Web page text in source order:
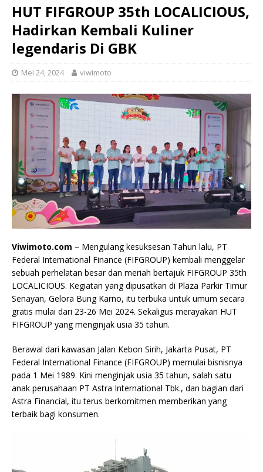
HUT FIFGROUP 35th LOCALICIOUS,
Hadirkan Kembali Kuliner
legendaris Di GBK
Mei 24, 2024 viwimoto
Viwimoto.com – Mengulang kesuksesan Tahun lalu, PT
Federal International Finance (FIFGROUP) kembali menggelar
sebuah perhelatan besar dan meriah bertajuk FIFGROUP 35th
LOCALICIOUS. Kegiatan yang dipusatkan di Plaza Parkir Timur
Senayan, Gelora Bung Karno, itu terbuka untuk umum secara
gratis mulai dari 23-26 Mei 2024. Sekaligus merayakan HUT
FIFGROUP yang menginjak usia 35 tahun.
Berawal dari kawasan Jalan Kebon Sirih, Jakarta Pusat, PT
Federal International Finance (FIFGROUP) memulai bisnisnya
pada 1 Mei 1989. Kini menginjak usia 35 tahun, salah satu
anak perusahaan PT Astra International Tbk., dan bagian dari
Astra Financial, itu terus berkomitmen memberikan yang
terbaik bagi konsumen.